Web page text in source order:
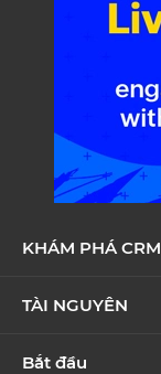
KHÁM PHÁ CRM
TÀI NGUYÊN
Bắt đầu